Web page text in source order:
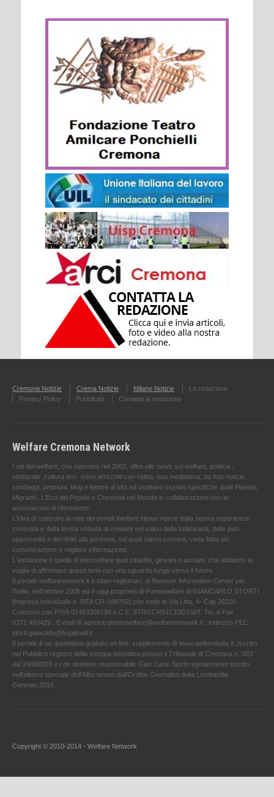
Cremona Notizie Crema Notizie Milano Notizie
La redazione
Privacy Policy
Pubblicità Contatta la redazione
Welfare Cremona Network
I siti del welfare, che nascono nel 2002, oltre alle news sul welfare, politica ,
sindacale ,cultura ecc. sono arricchiti con video, una mediateca, da foto notizie,
sondaggi, petizioni, blog e lettere al sito ed ospitano sezioni specifiche quali Pianeta
Migranti , L'Eco del Popolo e Cremona nel Mondo in collaborazione con le
associazioni di riferimento.
L'idea di costruire la rete dei portali Welfare News nasce dalla nostra esperienza
concreta e dalla ferma volontà di credere nei valori della solidarietà, delle pari
opportunità e dei diritti alla persona, sui quali siamo convinti, vada fatta più
comunicazione e migliore informazione.
L'ambizione è quella di intercettare quei cittadini, giovani o anziani, che abbiamo la
voglia di affrontare questi temi con uno sguardo lungo verso il futuro.
Il portale welfarenetwork.it è stato registrato, al Network Information Center per
l'Italia, nell’ottobre 2005 ed è oggi proprietà di Puntowelfare di GIANCARLO STORTI
[Impresa individuale n. REA CR-188702] con sede in Via Litta, 4- Cap 26100
Cremona con P.IVA 01493300196 e C.F. STRGCR51C10D150T. Tel. e Fax
0372.453429 . E-mail di servizio puntowelfare@welfarenetwork.it ; indirizzo PEC
storti.giancarlo@legalmail.it
Il portale è un quotidiano gratuito on line, supplemento di www.welfareitalia.it ,Iscritto
nel Pubblico registro della stampa periodica presso il Tribunale di Cremona n. 393
dal 24/09/203 e con direttore responsabile Gian Carlo Storti regolarmente iscritto
nell’elenco speciale dell’Albo tenuto dall’Ordine Giornalisti della Lombardia.
Gennaio 2016
Copyright © 2010-2014 - Welfare Network